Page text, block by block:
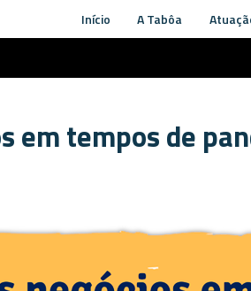
Início A Tabôa
em tempos de